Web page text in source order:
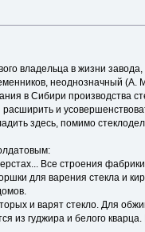
владельца в жизни
неоднозначный (А.
в Сибири производства
и
здесь, помимо
Все строения
для варения стекла и
и варят стекло. Для
гуджира и бело­го